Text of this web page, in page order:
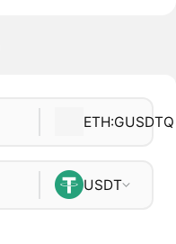
ETH:GUSDTQ
USDT